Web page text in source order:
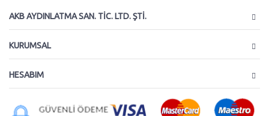
AKB AYDINLATMA SAN. TIC. LTD. ŞTI.
KURUMSAL
HESABIM